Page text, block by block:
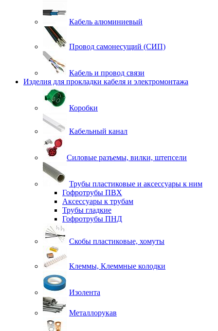
Кабель алюминиевый
Провод самонесущий (СИП)
Кабель и провод связи
Изделия для прокладки кабеля и электромонтажа
Коробки
Кабельный канал
Силовые разъемы, вилки, штепсели
Трубы пластиковые и аксессуары к ним
Гофротрубы ПВХ
Аксессуары к трубам
Трубы гладкие
Гофротрубы ПНД
Скобы пластиковые, хомуты
Клеммы, Клеммные колодки
Изолента
Металлорукав